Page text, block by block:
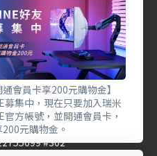
12:00、
日）
#201 #202
#302
通會員卡享200元購物金】
募集中，現在只要加入瑞米
官方帳號，並開通會員卡，
200元購物金。